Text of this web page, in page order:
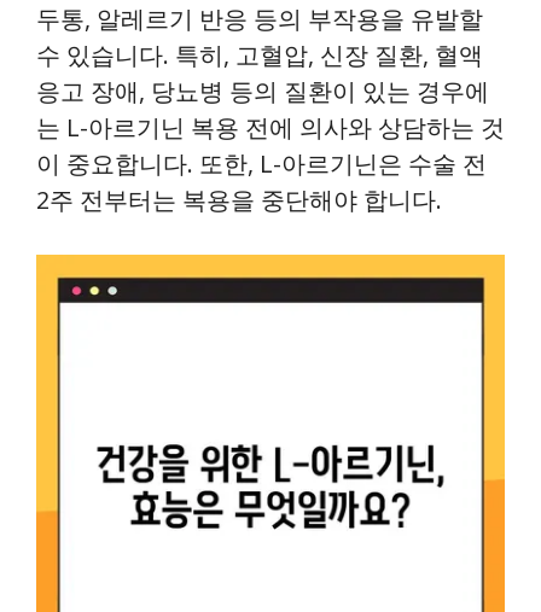
두통, 알레르기 반응 등의 부작용을 유발할
수 있습니다. 특히, 고혈압, 신장 질환, 혈액
응고 장애, 당뇨병 등의 질환이 있는 경우에
는 L-아르기닌 복용 전에 의사와 상담하는 것
이 중요합니다. 또한, L-아르기닌은 수술 전
2주 전부터는 복용을 중단해야 합니다.